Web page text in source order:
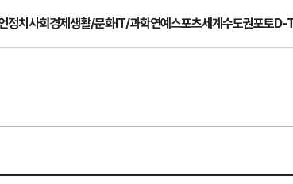
정치사회경제생활/문화IT/과학연예스포츠세계수도권포토D-